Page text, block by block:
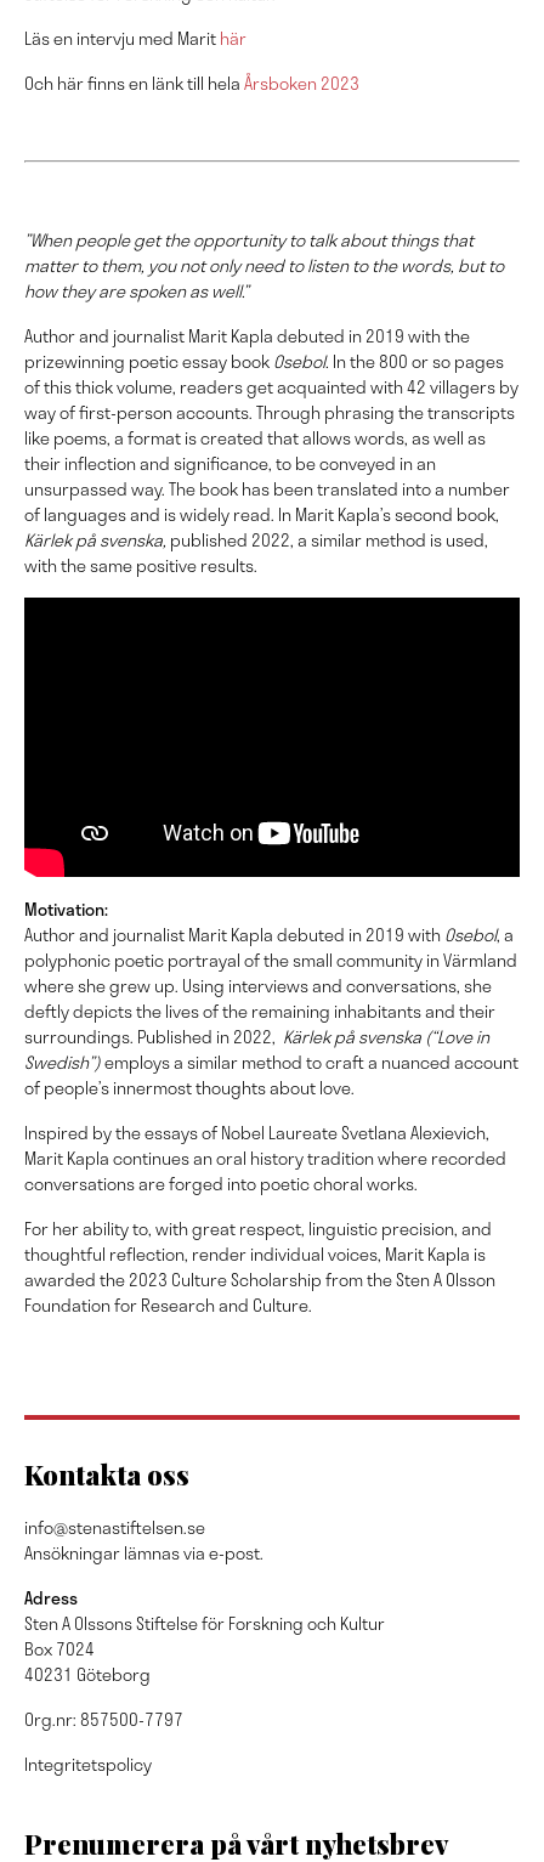
Läs en intervju med Marithär
Och här finns en länk till helaÅrsboken 2023
”When people get the opportunity to talk about things that
matter to them, you not only need to listen to the words, but to
how they are spoken as well.”
Author and journalist Marit Kapla debuted in 2019 with the
prizewinning poetic essay bookOsebol. In the 800 or so pages
of this thick volume, readers get acquainted with 42 villagers by
way of first-person accounts. Through phrasing the transcripts
like poems, a format is created that allows words, as well as
their inflection and significance, to be conveyed in an
unsurpassed way. The book has been translated into a number
of languages and is widely read. In Marit Kapla’s second book,
Kärlek på svenska, published 2022, a similar method is used,
with the same positive results.
Motivation:
Author and journalist Marit Kapla debuted in 2019 withOsebol, a
polyphonic poetic portrayal of the small community in Värmland
where she grew up. Using interviews and conversations, she
deftly depicts the lives of the remaining inhabitants and their
surroundings. Published in 2022, Kärlek på svenska (“Love in
Swedish”)employs a similar method to craft a nuanced account
of people’s innermost thoughts about love.
Inspired by the essays of Nobel Laureate Svetlana Alexievich,
Marit Kapla continues an oral history tradition where recorded
conversations are forged into poetic choral works.
For her ability to, with great respect, linguistic precision, and
thoughtful reflection, render individual voices, Marit Kapla is
awarded the 2023 Culture Scholarship from the Sten A Olsson
Foundation for Research and Culture.
Kontakta oss
info@stenastiftelsen.se
Ansökningar lämnas via e-post.
Adress
Sten A Olssons Stiftelse för Forskning och Kultur
Box 7024
40231 Göteborg
Org.nr: 857500-7797
Integritetspolicy
Prenumerera på vårt nyhetsbrev